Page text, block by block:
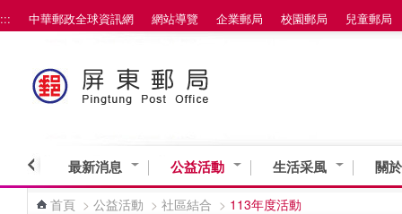
跳到主要內容區塊
::: 中華郵政全球資訊網 網站導覽 企業郵局 校園郵局 兒童郵局
最新消息 公益活動 生活采風 關
首頁 > 公益活動 > 社區結合 > 113年度活動